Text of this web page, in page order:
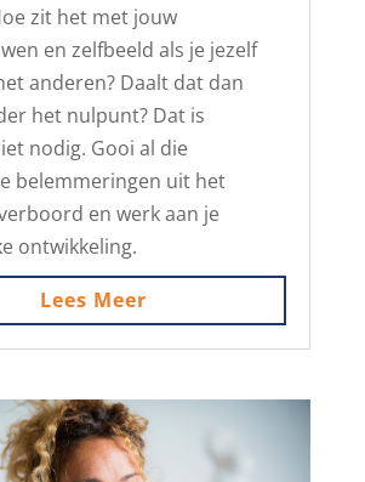
zit het met jouw
en zelfbeeld als je jezelf
anderen? Daalt dat dan
het nulpunt? Dat is
nodig. Gooi al die
belemmeringen uit het
en werk aan je
ontwikkeling.
Lees Meer